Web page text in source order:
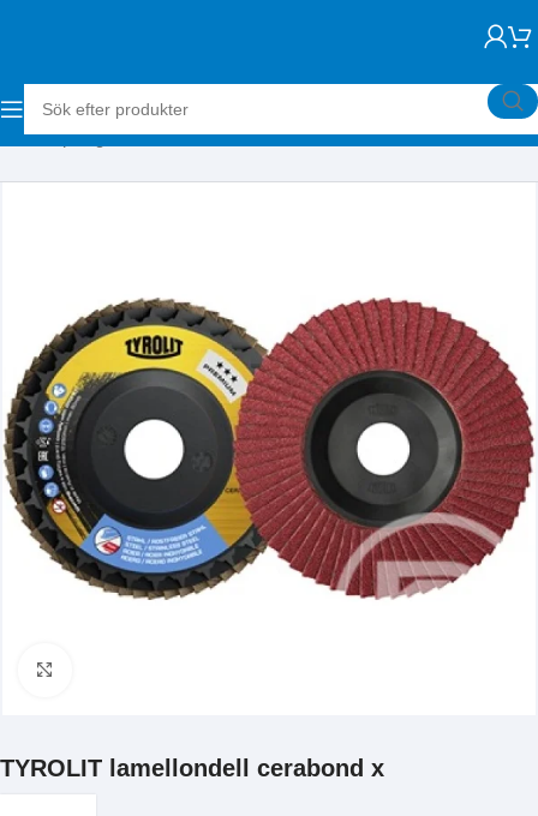
Hem Slipning Lamellrondeller
TYROLIT lamellondell cerabond x